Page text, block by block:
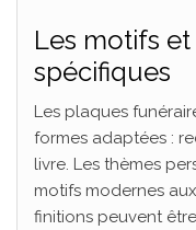
Les motifs
spécifiques
Les plaques
formes adaptées :
livre. Les thèmes
motifs modernes
finitions peuvent